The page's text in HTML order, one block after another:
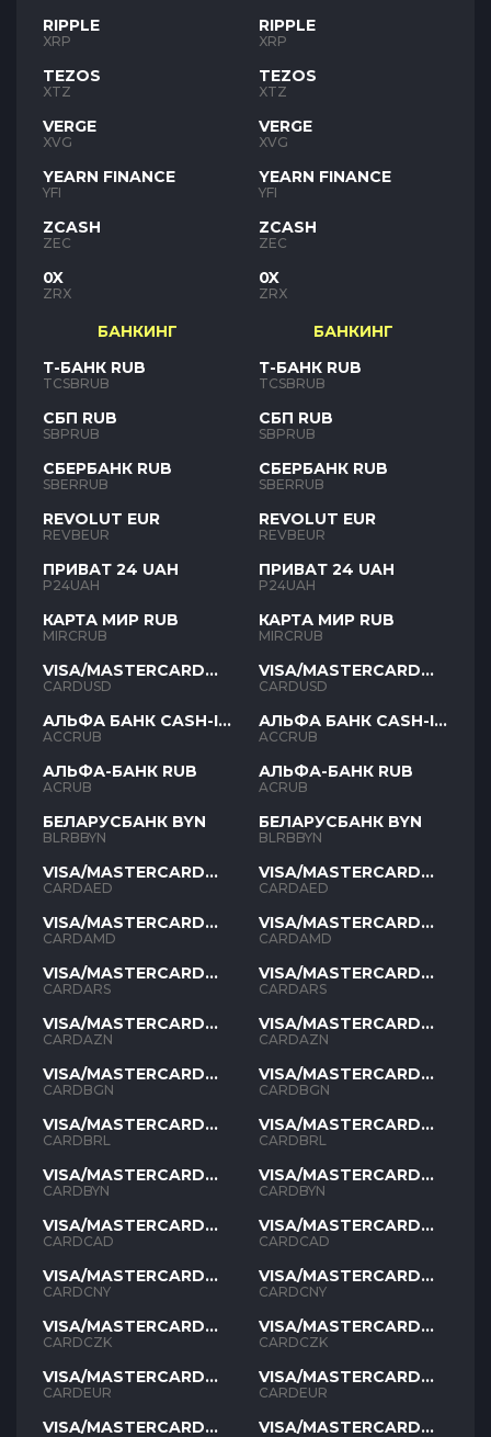
RIPPLE
XRP
TEZOS
XTZ
VERGE
XVG
YEARN FINANCE
YFI
ZCASH
ZEC
0X
ZRX
БАНКИНГ
Т-БАНК RUB
TCSBRUB
СБП RUB
SBPRUB
СБЕРБАНК RUB
SBERRUB
REVOLUT EUR
REVBEUR
ПРИВАТ 24 UAH
P24UAH
КАРТА МИР RUB
MIRCRUB
VISA/MASTERCARD
USD
CARDUSD
АЛЬФА БАНК CASH-IN
RUB
ACCRUB
АЛЬФА-БАНК RUB
ACRUB
БЕЛАРУСБАНК BYN
BLRBBYN
VISA/MASTERCARD
AED
CARDAED
VISA/MASTERCARD
AMD
CARDAMD
VISA/MASTERCARD
ARS
CARDARS
VISA/MASTERCARD
AZN
CARDAZN
VISA/MASTERCARD
BGN
CARDBGN
VISA/MASTERCARD
BRL
CARDBRL
VISA/MASTERCARD
BYN
CARDBYN
VISA/MASTERCARD
CAD
CARDCAD
VISA/MASTERCARD
CNY
CARDCNY
VISA/MASTERCARD
CZK
CARDCZK
VISA/MASTERCARD
EUR
CARDEUR
VISA/MASTERCARD
RIPPLE
XRP
TEZOS
XTZ
VERGE
XVG
YEARN FINANCE
YFI
ZCASH
ZEC
0X
ZRX
БАНКИНГ
Т-БАНК RUB
TCSBRUB
СБП RUB
SBPRUB
СБЕРБАНК RUB
SBERRUB
REVOLUT EUR
REVBEUR
ПРИВАТ 24 UAH
P24UAH
КАРТА МИР RUB
MIRCRUB
VISA/MASTERCARD
USD
CARDUSD
АЛЬФА БАНК CASH-IN
RUB
ACCRUB
АЛЬФА-БАНК RUB
ACRUB
БЕЛАРУСБАНК BYN
BLRBBYN
VISA/MASTERCARD
AED
CARDAED
VISA/MASTERCARD
AMD
CARDAMD
VISA/MASTERCARD
ARS
CARDARS
VISA/MASTERCARD
AZN
CARDAZN
VISA/MASTERCARD
BGN
CARDBGN
VISA/MASTERCARD
BRL
CARDBRL
VISA/MASTERCARD
BYN
CARDBYN
VISA/MASTERCARD
CAD
CARDCAD
VISA/MASTERCARD
CNY
CARDCNY
VISA/MASTERCARD
CZK
CARDCZK
VISA/MASTERCARD
EUR
CARDEUR
VISA/MASTERCARD